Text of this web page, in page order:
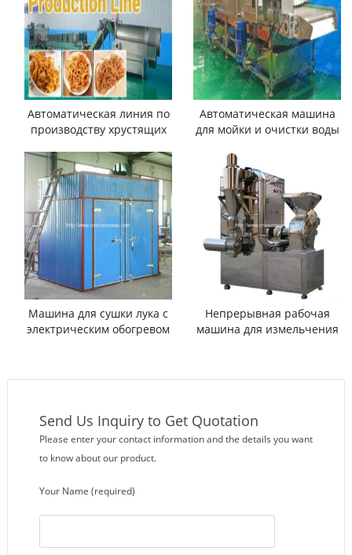
Автоматическая линия по
производству хрустящих
Автоматическая машина
для мойки и очистки воды
Машина для сушки лука с
электрическим обогревом
Непрерывная рабочая
машина для измельчения
Send Us Inquiry to Get Quotation
Please enter your contact information and the details you want
to know about our product.
Your Name (required)